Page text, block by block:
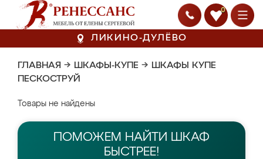
0
ЛИКИНО-ДУЛЁВО
ГЛАВНАЯ → ШКАФЫ-КУПЕ → ШКАФЫ КУПЕ
ПЕСКОСТРУЙ
Товары не найдены
ПОМОЖЕМ НАЙТИ ШКАФ
БЫСТРЕЕ!